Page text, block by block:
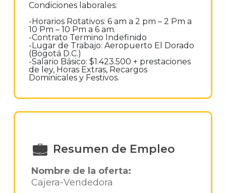
Condiciones laborales:
-Horarios Rotativos: 6 am a 2 pm – 2 Pm a
10 Pm – 10 Pm a 6 am.
-Contrato Termino Indefinido
-Lugar de Trabajo: Aeropuerto El Dorado
(Bogotá D.C.)
-Salario Básico: $1.423.500 + prestaciones
de ley, Horas Extras, Recargos
Dominicales y Festivos.
Resumen de Empleo
Nombre de la oferta:
Cajera-Vendedora